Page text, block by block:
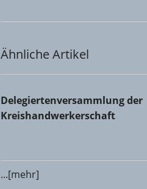
Ähnliche Artikel
Delegiertenversammlung der
Delegiertenversammlung der
Kreishandwerkerschaft
...[mehr]